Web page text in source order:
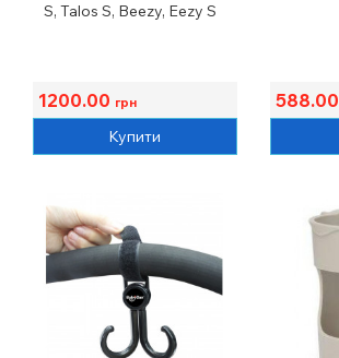
S, Talos S, Beezy, Eezy S
1200.00 грн
Купити
588.00